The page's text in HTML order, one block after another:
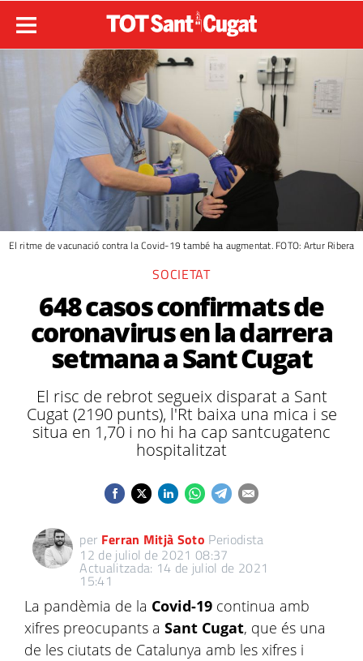
El ritme de vacunació contra la Covid-19 també ha augmentat. FOTO: Artur Ribera
SOCIETAT
648 casos confirmats de
coronavirus en la darrera
setmana a Sant Cugat
El risc de rebrot segueix disparat a Sant
Cugat (2190 punts), l'Rt baixa una mica i se
situa en 1,70 i no hi ha cap santcugatenc
hospitalitzat
per Ferran Mitjà Soto Periodista
12 de juliol de 2021 08:37
Actualitzada: 14 de juliol de 2021
15:41
La pandèmia de la Covid-19 continua amb
xifres preocupants a Sant Cugat, que és una
de les ciutats de Catalunya amb les xifres i